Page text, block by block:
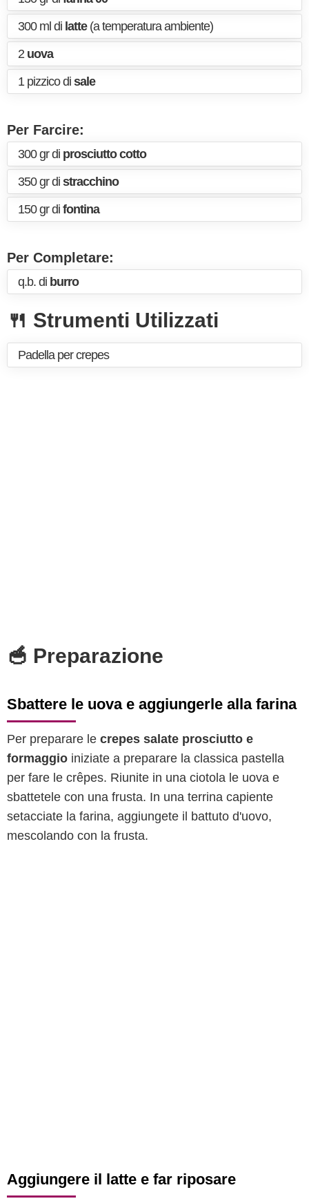
300 ml di latte(a temperatura ambiente)
2 uova
1 pizzico di sale
Per Farcire:
300 gr di prosciutto cotto
350 gr di stracchino
150 gr di fontina
Per Completare:
q.b. di burro
🍴 Strumenti Utilizzati
Padella per crepes
🥣 Preparazione
Sbattere le uova e aggiungerle alla farina
Per preparare le crepes salate prosciutto e
formaggio iniziate a preparare la classica pastella
per fare le crêpes. Riunite in una ciotola le uova e
sbattetele con una frusta. In una terrina capiente
setacciate la farina, aggiungete il battuto d'uovo,
mescolando con la frusta.
Aggiungere il latte e far riposare